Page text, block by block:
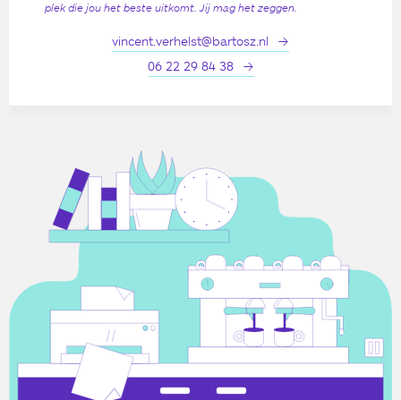
plek die jou het beste uitkomt. Jij mag het zeggen.
vincent.verhelst@bartosz.nl
06 22 29 84 38